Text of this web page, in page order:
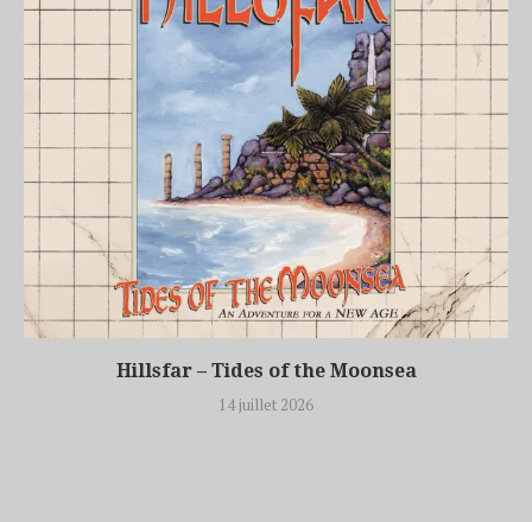
Hillsfar – Tides of the Moonsea
14 juillet 2026